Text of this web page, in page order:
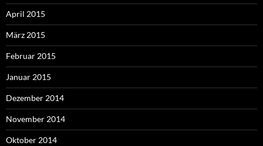
April 2015
März 2015
Februar 2015
Januar 2015
Dezember 2014
November 2014
Oktober 2014